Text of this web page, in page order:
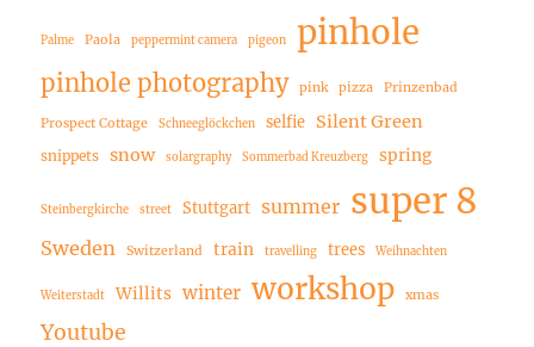
Palme Paola peppermint camera pigeon pinhole
pinhole photography pink pizza Prinzenbad
Prospect Cottage Schneeglöckchen selfie Silent Green
snippets snow solargraphy Sommerbad Kreuzberg spring
Steinbergkirche street Stuttgart summer super 8
Sweden Switzerland train travelling trees Weihnachten
Weiterstadt Willits winter workshop xmas
Youtube